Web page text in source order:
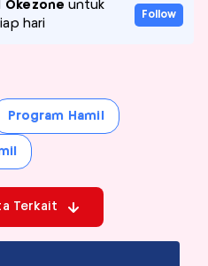
Okezone untuk
hari
Follow
Program Hamil
Terkait